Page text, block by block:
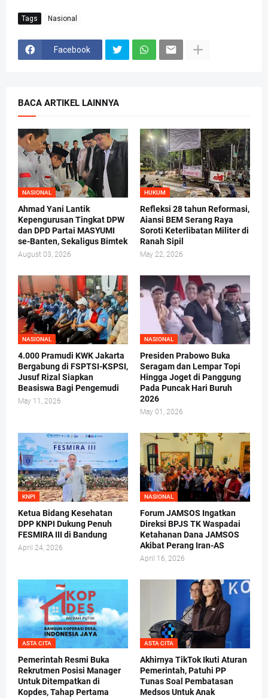
Tags Nasional
Facebook
BACA ARTIKEL LAINNYA
NASIONAL
Ahmad Yani Lantik
Kepengurusan Tingkat DPW
dan DPD Partai MASYUMI
se-Banten, Sekaligus Bimtek
August 03, 2026
HUKUM
Refleksi 28 tahun Reformasi,
Aiansi BEM Serang Raya
Soroti Keterlibatan Militer di
Ranah Sipil
May 22, 2026
NASIONAL
4.000 Pramudi KWK Jakarta
Bergabung di FSPTSI-KSPSI,
Jusuf Rizal Siapkan
Beasiswa Bagi Pengemudi
May 11, 2026
NASIONAL
Presiden Prabowo Buka
Seragam dan Lempar Topi
Hingga Joget di Panggung
Pada Puncak Hari Buruh
2026
May 01, 2026
KNPI
Ketua Bidang Kesehatan
DPP KNPI Dukung Penuh
FESMIRA III di Bandung
April 24, 2026
NASIONAL
Forum JAMSOS Ingatkan
Direksi BPJS TK Waspadai
Ketahanan Dana JAMSOS
Akibat Perang Iran-AS
April 16, 2026
ASTA CITA
Pemerintah Resmi Buka
Rekrutmen Posisi Manager
Untuk Ditempatkan di
Kopdes, Tahap Pertama
ASTA CITA
Akhirnya TikTok Ikuti Aturan
Pemerintah, Patuhi PP
Tunas Soal Pembatasan
Medsos Untuk Anak